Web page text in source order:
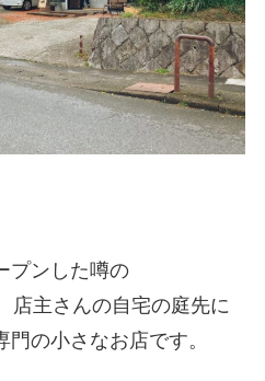
プンした噂の
店主さんの自宅の庭先に
の小さなお店です。